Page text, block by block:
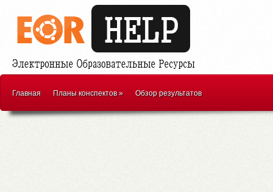
Главная Планы конспектов» Обзор результатов